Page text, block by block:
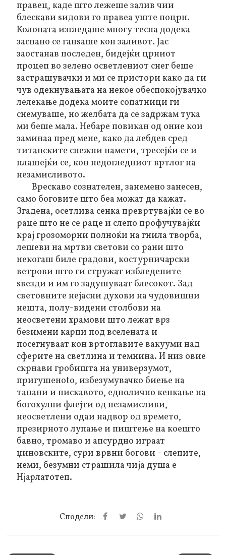
правец, каде што лежеше залив чии
блескави ѕидови го правеа уште поцрн.
Колоната изгледаше многу тесна додека
заспано се ганѕаше кон заливот. Јас
заостанав последен, бидејќи црниот
процеп во зелено осветлениот снег беше
застрашувачки и ми се пристори како да ги
чув одекнувањата на некое обеспокојувачко
лелекање додека моите сопатници ги
снемуваше, но желбата да се задржам тука
ми беше мала. Небаре повикан од оние кои
заминаа пред мене, како да лебдев сред
титанските снежни намети, тресејќи се и
плашејќи се, кон недогледниот вртлог на
незамисливото.
Врескаво сознателен, занемено занесен,
само боговите што беа можат да кажат.
Згадена, осетлива сенка превртувајќи се во
раце што не се раце и слепо профучувајќи
крај грозоморни полноќи на гнилa творбa,
лешеви на мртви светови со рани што
некогаш биле градови, костурничарски
ветрови што ги стружат избледените
ѕвезди и им го задушуваат блесокот. Зад
световните нејасни духови на чудовишни
нешта, полу-видени столбови на
неосветени храмови што лежат врз
безимени карпи под вселената и
посегнуваат кон вртоглавите вакууми над
сферите на светлина и темнина. И низ овие
скрнави гробишта на универзумот,
пригушенoto, избезумувачкo биењe на
тапани и пискавото, еднолично кенкање на
богохулни флејти од незамисливи,
неосветлени одаи надвор од времето,
презирното лупање и пиштење на коешто
бавно, тромаво и апсурдно играат
џиновските, сури врвни богови - слепите,
неми, безумни страшила чија душа е
Нјарлатотеп.
Сподели: